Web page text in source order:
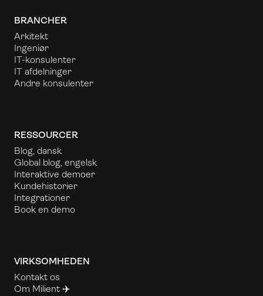
BRANCHER
Arkitekt
Ingeniør
IT-konsulenter
IT afdelninger
Andre konsulenter
RESSOURCER
Blog, dansk
Global blog, engelsk
Interaktive demoer
Kundehistorier
Integrationer
Book en demo
VIRKSOMHEDEN
Kontakt os
Om Milient ✈️